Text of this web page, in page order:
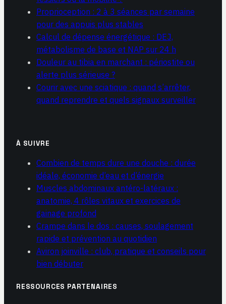
Proprioception : 2 à 3 séances par semaine
pour des appuis plus stables
Calcul de dépense énergétique : DEJ,
métabolisme de base et NAP sur 24 h
Douleur au tibia en marchant : périostite ou
alerte plus sérieuse ?
Courir avec une sciatique : quand s’arrêter,
quand reprendre et quels signaux surveiller
À SUIVRE
Combien de temps dure une douche : durée
idéale, économie d’eau et d’énergie
Muscles abdominaux antéro-latéraux :
anatomie, 4 rôles vitaux et exercices de
gainage profond
Crampe dans le dos : causes, soulagement
rapide et prévention au quotidien
Aviron joinville : club, pratique et conseils pour
bien débuter
RESSOURCES PARTENAIRES